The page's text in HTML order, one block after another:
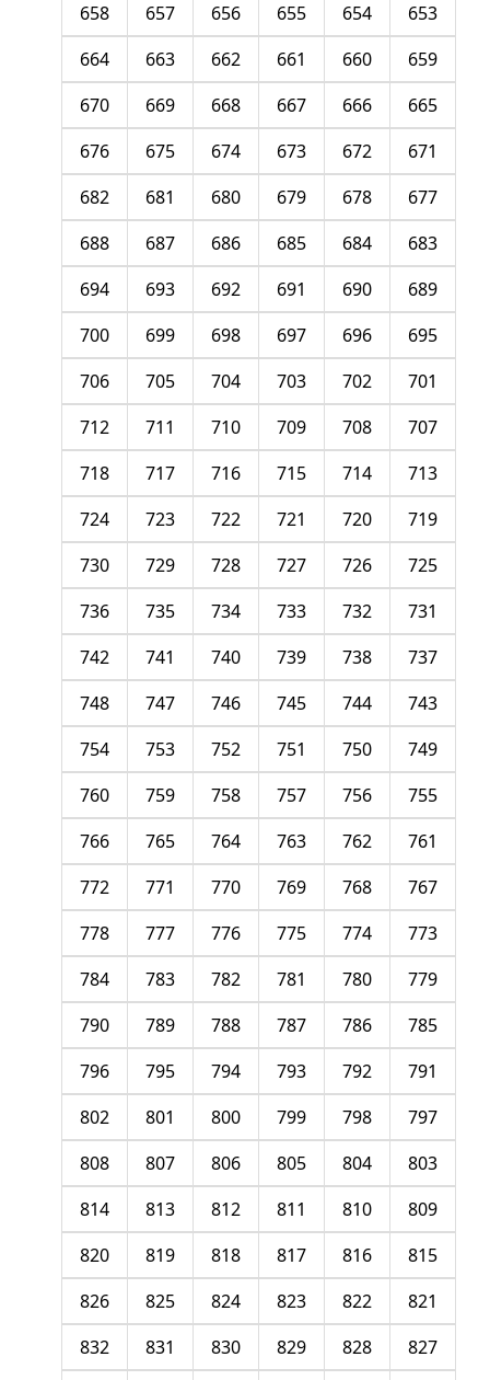
653
654
655
656
657
658
659
660
661
662
663
664
665
666
667
668
669
670
671
672
673
674
675
676
677
678
679
680
681
682
683
684
685
686
687
688
689
690
691
692
693
694
695
696
697
698
699
700
701
702
703
704
705
706
707
708
709
710
711
712
713
714
715
716
717
718
719
720
721
722
723
724
725
726
727
728
729
730
731
732
733
734
735
736
737
738
739
740
741
742
743
744
745
746
747
748
749
750
751
752
753
754
755
756
757
758
759
760
761
762
763
764
765
766
767
768
769
770
771
772
773
774
775
776
777
778
779
780
781
782
783
784
785
786
787
788
789
790
791
792
793
794
795
796
797
798
799
800
801
802
803
804
805
806
807
808
809
810
811
812
813
814
815
816
817
818
819
820
821
822
823
824
825
826
827
828
829
830
831
832